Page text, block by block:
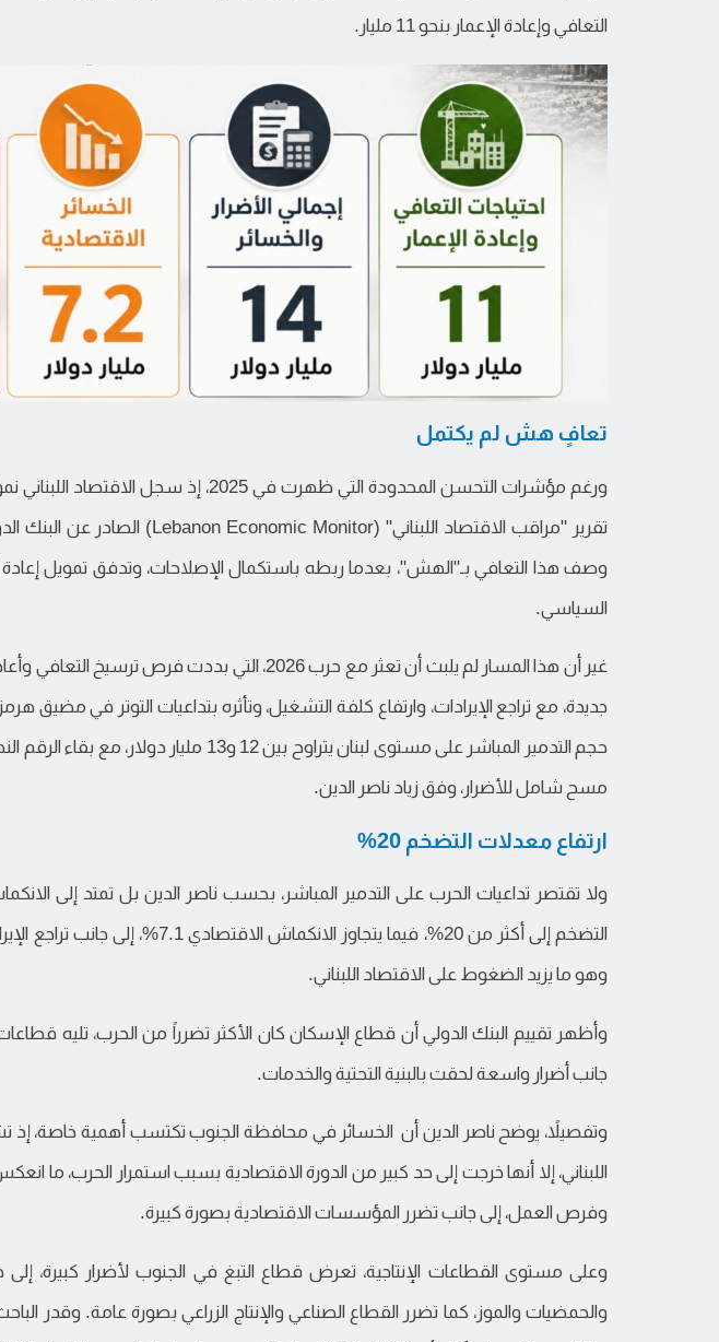
التعافي وإعادة الإعمار بنحو 11 مليار.
تعافٍ هش لم يكتمل
وصف هذا التعافي بـ"الهش"، بعدما ربطه باستكمال الإصلاحات، وتدفق تمويل إعادة
السياسي.
غير أن هذا المسار لم يلبث أن تعثر مع حرب 2026، التي بددت
جديدة، مع تراجع الإيرادات، وارتفاع كلفة التشغيل، وتأثره بتداعيات التوتر في مضيق
حجم التدمير المباشر على مستوى لبنان يتراوح بين 12 و13
مسح شامل للأضرار، وفق زياد ناصر الدين.
ارتفاع معدلات التضخم 20%
ولا تقتصر تداعيات الحرب على التدمير المباشر، بحسب ناصر الدين بل تمتد إلى
التضخم إلى أكثر من 20%، فيما يتجاوز الانكماش
وهو ما يزيد الضغوط على الاقتصاد اللبناني.
وأظهر تقييم البنك الدولي أن قطاع الإسكان كان الأكثر تضرراً من الحرب، تليه قطاعات
جانب أضرار واسعة لحقت بالبنية التحتية والخدمات.
اللبناني، إلا أنها خرجت إلى حد كبير من الدورة الاقتصادية بسبب استمرار الحرب، ما
وفرص العمل، إلى جانب تضرر المؤسسات الاقتصادية بصورة كبيرة.
وعلى مستوى القطاعات الإنتاجية، تعرض قطاع التبغ في الجنوب لأضرار كبيرة، إلى